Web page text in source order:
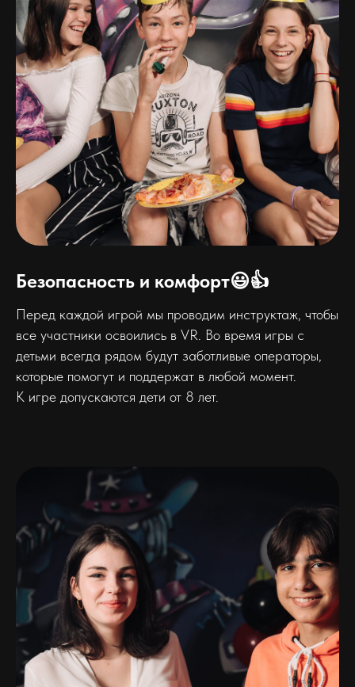
Безопасность и комфорт😃👍
Перед каждой игрой мы проводим инструктаж, чтобы
все участники освоились в VR. Во время игры с
детьми всегда рядом будут заботливые операторы,
которые помогут и поддержат в любой момент.
К игре допускаются дети от 8 лет.